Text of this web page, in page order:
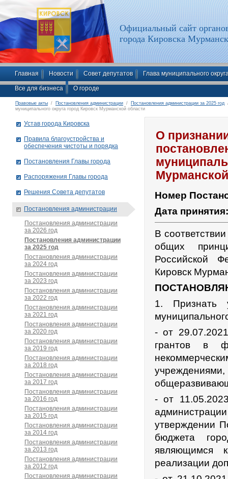
Официальный сайт
города Кировска
Главная Новости Совет депутатов Глава муниципального
Все для бизнеса О городе
Правовые акты / Постановления администрации / Постановления администрации за 2025 год
муниципального округа город Кировск Мурманской области
О
Номер
Дата
В
общих
Российской
Кировск
1. Признать
- от
грантов в
- от
утверждении
бюджета
являющимся
реализации
Устав города Кировска
Правила благоустройства и
обеспечения чистоты и порядка
Постановления Главы города
Распоряжения Главы города
Решения Совета депутатов
Постановления администрации
Постановления администрации
за 2026 год
Постановления администрации
за 2025 год
Постановления администрации
за 2024 год
Постановления администрации
за 2023 год
Постановления администрации
за 2022 год
Постановления администрации
за 2021 год
Постановления администрации
за 2020 год
Постановления администрации
за 2019 год
Постановления администрации
за 2018 год
Постановления администрации
за 2017 год
Постановления администрации
за 2016 год
Постановления администрации
за 2015 год
Постановления администрации
за 2014 год
Постановления администрации
за 2013 год
Постановления администрации
за 2012 год
Постановления администрации